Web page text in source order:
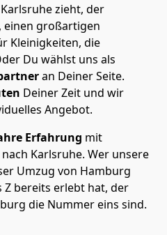
zieht, der
, einen großartigen
Kleinigkeiten, die
Du wählst uns als
an Deiner Seite.
Deiner Zeit und wir
Angebot.
Erfahrung mit
Karlsruhe. Wer unsere
Umzug von Hamburg
Z bereits erlebt hat, der
die Nummer eins sind.